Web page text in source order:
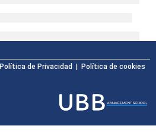
Política de Privacidad
| Política de cookies